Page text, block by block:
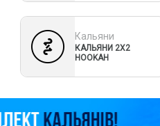
Кальяни
КАЛЬЯНИ 2X2
HOOKAH